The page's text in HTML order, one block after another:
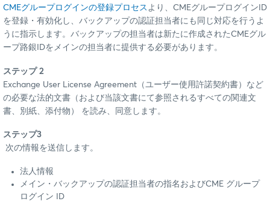
CMEグループログインの登録プロセス より、CMEグループログインID
を登録・有効化し、バックアップの認証担当者にも同じ対応を行うよ
うに指示します。バックアップの担当者は新たに作成されたCMEグル
ープ路銀IDをメインの担当者に提供する必要があります。
ステップ 2
Exchange User License Agreement（ユーザー使用許諾契約書）など
の必要な法的文書（および当該文書にて参照されるすべての関連文
書、別紙、添付物） を読み、同意します。
ステップ3
次の情報を送信します。
法人情報
メイン・バックアップの認証担当者の指名およびCME グループ
ログイン ID